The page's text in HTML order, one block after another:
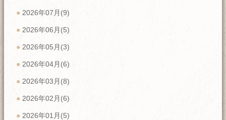
2026年07月(9)
2026年06月(5)
2026年05月(3)
2026年04月(6)
2026年03月(8)
2026年02月(6)
2026年01月(5)